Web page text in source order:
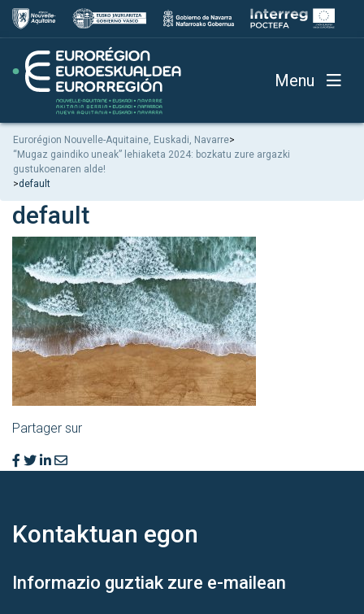
Menu
Eurorégion Nouvelle-Aquitaine, Euskadi, Navarre>
“Mugaz gaindiko uneak” lehiaketa 2024: bozkatu zure argazki
gustukoenaren alde!
>default
default
Partager sur
Kontaktuan egon
Informazio guztiak zure e-mailean